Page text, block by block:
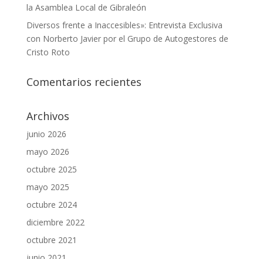
la Asamblea Local de Gibraleón
Diversos frente a Inaccesibles»: Entrevista Exclusiva
con Norberto Javier por el Grupo de Autogestores de
Cristo Roto
Comentarios recientes
Archivos
junio 2026
mayo 2026
octubre 2025
mayo 2025
octubre 2024
diciembre 2022
octubre 2021